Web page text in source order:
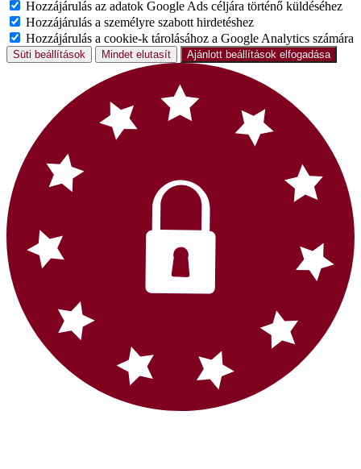
Hozzájárulás az adatok Google Ads céljára történő küldéséhez
Hozzájárulás a személyre szabott hirdetéshez
Hozzájárulás a cookie-k tárolásához a Google Analytics számára
Süti beállítások Mindet elutasít Ajánlott beállítások elfogadása